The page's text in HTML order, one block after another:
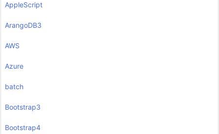
AppleScript
ArangoDB3
AWS
Azure
batch
Bootstrap3
Bootstrap4